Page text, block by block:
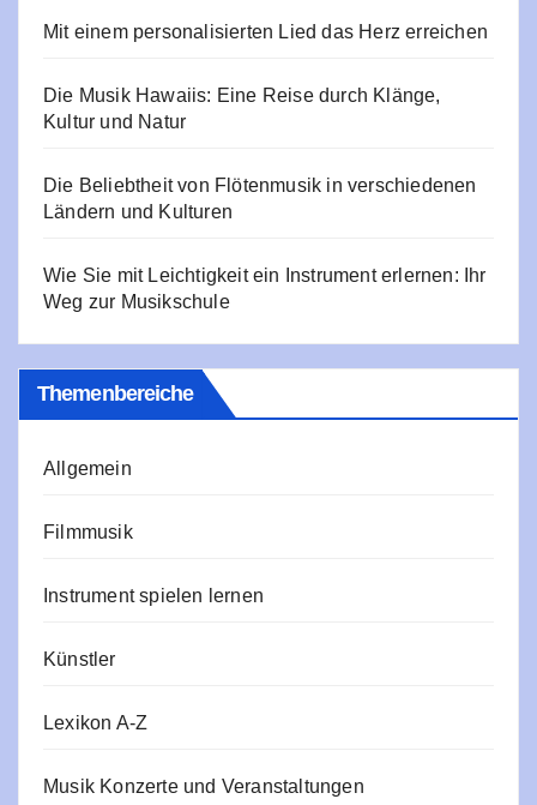
Mit einem personalisierten Lied das Herz erreichen
Die Musik Hawaiis: Eine Reise durch Klänge,
Kultur und Natur
Die Beliebtheit von Flötenmusik in verschiedenen
Ländern und Kulturen
Wie Sie mit Leichtigkeit ein Instrument erlernen: Ihr
Weg zur Musikschule
Themenbereiche
Allgemein
Filmmusik
Instrument spielen lernen
Künstler
Lexikon A-Z
Musik Konzerte und Veranstaltungen